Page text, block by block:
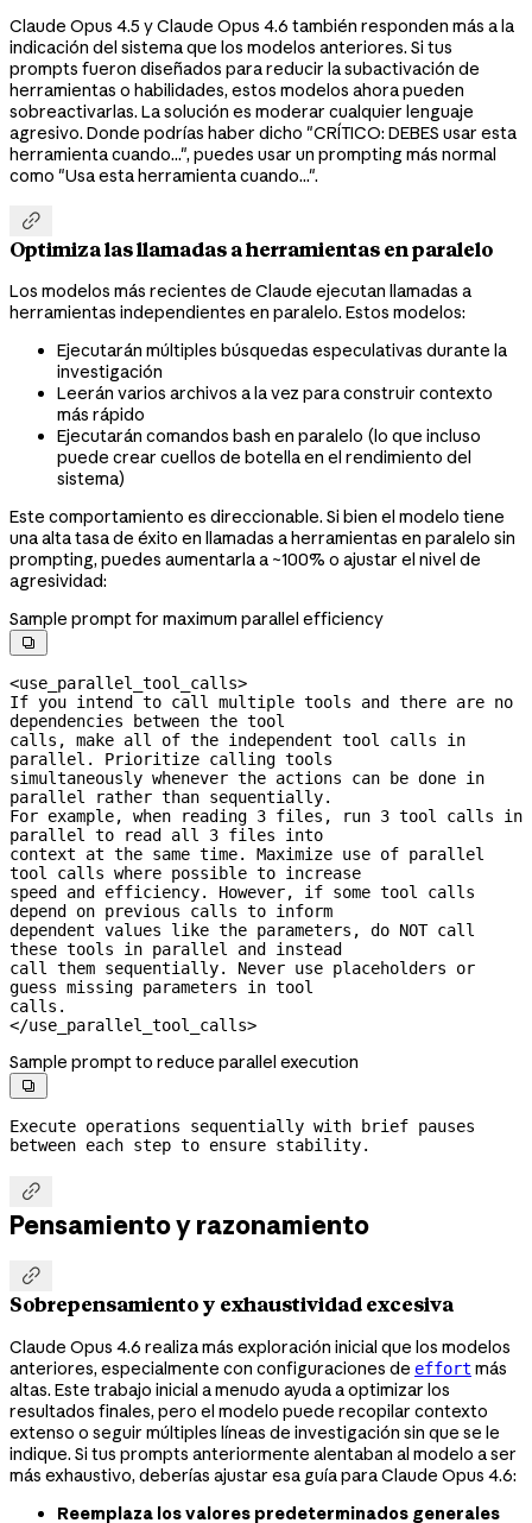
Claude Opus 4.5 y Claude Opus 4.6 también responden más a la
indicación del sistema que los modelos anteriores. Si tus
prompts fueron diseñados para reducir la subactivación de
herramientas o habilidades, estos modelos ahora pueden
sobreactivarlas. La solución es moderar cualquier lenguaje
agresivo. Donde podrías haber dicho "CRÍTICO: DEBES usar esta
herramienta cuando...", puedes usar un prompting más normal
como "Usa esta herramienta cuando...".

Optimiza las llamadas a herramientas en paralelo
Los modelos más recientes de Claude ejecutan llamadas a
herramientas independientes en paralelo. Estos modelos:
Ejecutarán múltiples búsquedas especulativas durante la
investigación
Leerán varios archivos a la vez para construir contexto
más rápido
Ejecutarán comandos bash en paralelo (lo que incluso
puede crear cuellos de botella en el rendimiento del
sistema)
Este comportamiento es direccionable. Si bien el modelo tiene
una alta tasa de éxito en llamadas a herramientas en paralelo sin
prompting, puedes aumentarla a ~100% o ajustar el nivel de
agresividad:
Sample prompt for maximum parallel efficiency

<use_parallel_tool_calls>
If you intend to call multiple tools and there are no
dependencies between the tool
calls, make all of the independent tool calls in
parallel. Prioritize calling tools
simultaneously whenever the actions can be done in
parallel rather than sequentially.
For example, when reading 3 files, run 3 tool calls in
parallel to read all 3 files into
context at the same time. Maximize use of parallel
tool calls where possible to increase
speed and efficiency. However, if some tool calls
depend on previous calls to inform
dependent values like the parameters, do NOT call
these tools in parallel and instead
call them sequentially. Never use placeholders or
guess missing parameters in tool
calls.
</use_parallel_tool_calls>
Sample prompt to reduce parallel execution

Execute operations sequentially with brief pauses
between each step to ensure stability.

Pensamiento y razonamiento

Sobrepensamiento y exhaustividad excesiva
Claude Opus 4.6 realiza más exploración inicial que los modelos
anteriores, especialmente con configuraciones de effort más
altas. Este trabajo inicial a menudo ayuda a optimizar los
resultados finales, pero el modelo puede recopilar contexto
extenso o seguir múltiples líneas de investigación sin que se le
indique. Si tus prompts anteriormente alentaban al modelo a ser
más exhaustivo, deberías ajustar esa guía para Claude Opus 4.6:
Reemplaza los valores predeterminados generales